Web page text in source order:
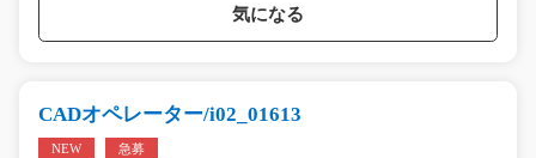
気になる
CADオペレーター/i02_01613
NEW 急募